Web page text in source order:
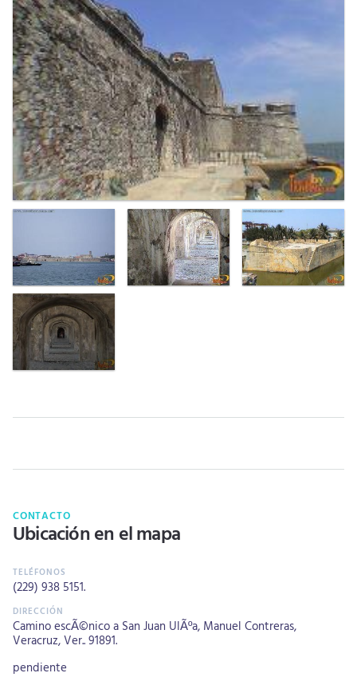
CONTACTO
Ubicación en el mapa
(229) 938 5151.
Camino escÃ©nico a San Juan UlÃºa, Manuel Contreras,
Veracruz, Ver.. 91891.
pendiente